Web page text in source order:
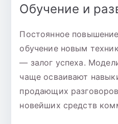
Обучение и
Постоянное
обучение новым
— залог успеха.
чаще осваивают
продающих
новейших средств